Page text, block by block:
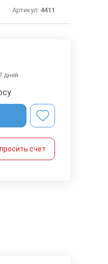
Артикул:4411
дней
счет